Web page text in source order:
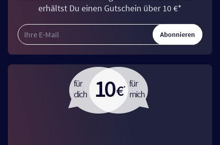
erhältst Du einen Gutschein über 10 €*
Abonnieren